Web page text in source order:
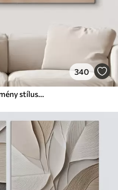
340
Absztrakt festmény olajfestmény stílusban